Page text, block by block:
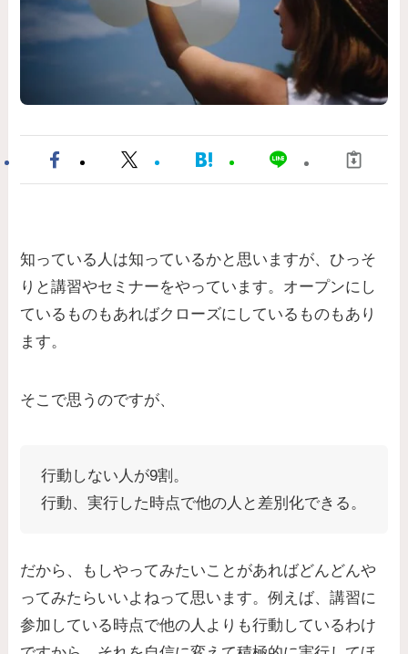
知っている人は知っているかと思いますが、ひっそ
りと講習やセミナーをやっています。オープンにし
ているものもあればクローズにしているものもあり
ます。
そこで思うのですが、
行動しない人が9割。
行動、実行した時点で他の人と差別化できる。
だから、もしやってみたいことがあればどんどんや
ってみたらいいよねって思います。例えば、講習に
参加している時点で他の人よりも行動しているわけ